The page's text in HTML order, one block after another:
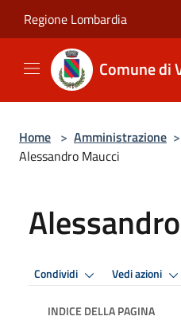
Regione Lombardia
Comune di
Home > Amministrazione >
Alessandro Maucci
Condividi Vedi azioni
INDICE DELLA PAGINA